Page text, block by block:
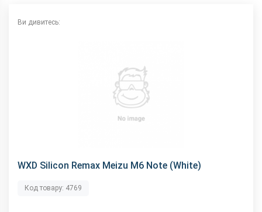
Ви дивитесь:
WXD Silicon Remax Meizu M6 Note (White)
Код товару: 4769